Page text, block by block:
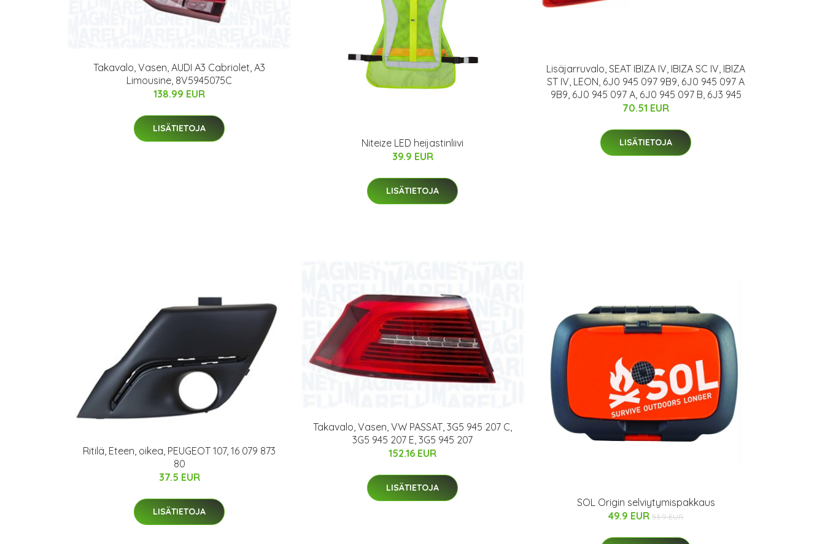
Takavalo, Vasen, AUDI A3 Cabriolet, A3
Limousine, 8V5945075C
138.99 EUR
LISÄTIETOJA
Niteize LED heijastinliivi
39.9 EUR
LISÄTIETOJA
Lisäjarruvalo, SEAT IBIZA IV, IBIZA SC IV, IBIZA
ST IV, LEON, 6J0 945 097 9B9, 6J0 945 097 A
9B9, 6J0 945 097 A, 6J0 945 097 B, 6J3 945
70.51 EUR
LISÄTIETOJA
Ritilä, Eteen, oikea, PEUGEOT 107, 16 079 873
80
37.5 EUR
LISÄTIETOJA
Takavalo, Vasen, VW PASSAT, 3G5 945 207 C,
3G5 945 207 E, 3G5 945 207
152.16 EUR
LISÄTIETOJA
SOL Origin selviytymispakkaus
49.9 EUR 53.9 EUR